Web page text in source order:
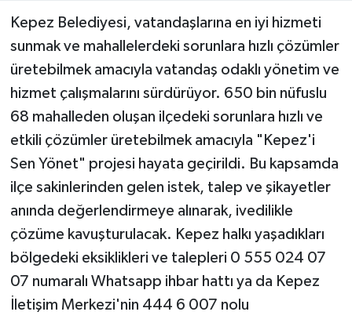
Kepez Belediyesi, vatandaşlarına en iyi hizmeti
sunmak ve mahallelerdeki sorunlara hızlı çözümler
üretebilmek amacıyla vatandaş odaklı yönetim ve
hizmet çalışmalarını sürdürüyor. 650 bin nüfuslu
68 mahalleden oluşan ilçedeki sorunlara hızlı ve
etkili çözümler üretebilmek amacıyla "Kepez'i
Sen Yönet" projesi hayata geçirildi. Bu kapsamda
ilçe sakinlerinden gelen istek, talep ve şikayetler
anında değerlendirmeye alınarak, ivedilikle
çözüme kavuşturulacak. Kepez halkı yaşadıkları
bölgedeki eksiklikleri ve talepleri 0 555 024 07
07 numaralı Whatsapp ihbar hattı ya da Kepez
İletişim Merkezi'nin 444 6 007 nolu
Sosyal medya
Spor
Teknoloji
Televizyon
Turizm
Yaşam